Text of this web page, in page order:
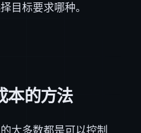
目标要求哪种。
本的方法